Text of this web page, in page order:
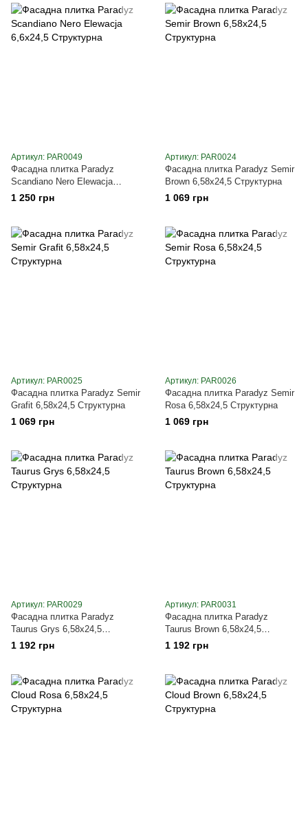
Артикул: PAR0049
Фасадна плитка Paradyz
Scandiano Nero Elewacja
6,6х24,5 Структурна
1 250 грн
Артикул: PAR0024
Фасадна плитка Paradyz Semir
Brown 6,58х24,5 Структурна
1 069 грн
Артикул: PAR0025
Фасадна плитка Paradyz Semir
Grafit 6,58х24,5 Структурна
1 069 грн
Артикул: PAR0026
Фасадна плитка Paradyz Semir
Rosa 6,58х24,5 Структурна
1 069 грн
Артикул: PAR0029
Фасадна плитка Paradyz
Taurus Grys 6,58х24,5
Структурна
1 192 грн
Артикул: PAR0031
Фасадна плитка Paradyz
Taurus Brown 6,58х24,5
Структурна
1 192 грн